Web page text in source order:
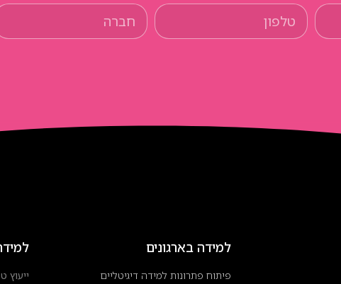
למידה בארגונים
פיתוח פתרונות למידה דיגיטליים
ייעוץ